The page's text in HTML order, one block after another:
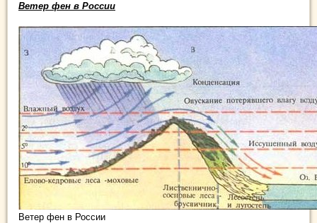
Ветер фен в России
Ветер фен в России